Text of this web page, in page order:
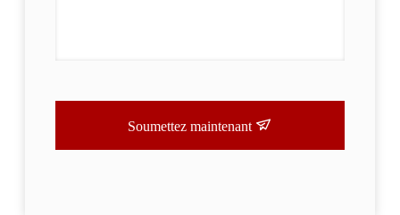
Soumettez maintenant